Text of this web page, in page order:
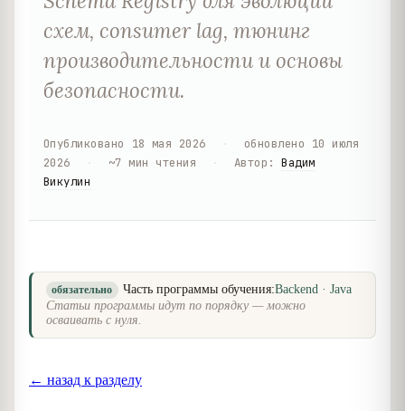
схем, consumer lag, тюнинг
производительности и основы
безопасности.
Опубликовано 18 мая 2026 обновлено 10 июля
2026
~7 мин чтения Автор :Вадим
Викулин
обязательно Часть программы обучения:Backend · Java
Статьи программы идут по порядку — можно
осваивать с нуля.
← назад к разделу